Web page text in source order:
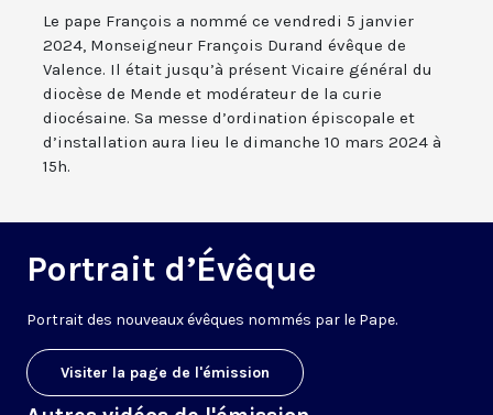
Le pape François a nommé ce vendredi 5 janvier
2024, Monseigneur François Durand évêque de
Valence. Il était jusqu’à présent Vicaire général du
diocèse de Mende et modérateur de la curie
diocésaine. Sa messe d’ordination épiscopale et
d’installation aura lieu le dimanche 10 mars 2024 à
15h.
Portrait d’Évêque
Portrait des nouveaux évêques nommés par le Pape.
Visiter la page de l'émission